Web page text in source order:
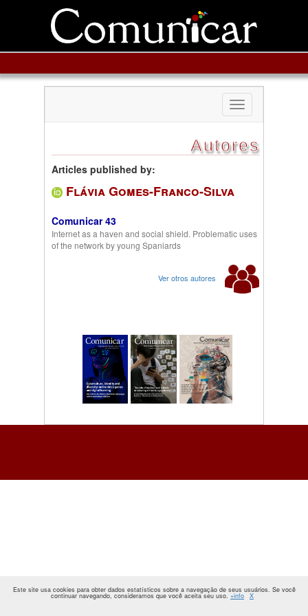
Toggle
navigation
Autores
Articles published by:
Flávia Gomes-Franco-Silva
Comunicar 43
Internet as a haven and social shield. Problematic uses
of the network by young Spaniards
Ver otros autores
Este site usa cookies para obter dados estatísticos sobre a navegação de seus usuários. Se você
continuar navegando, consideramos que você aceita seu uso. +info X